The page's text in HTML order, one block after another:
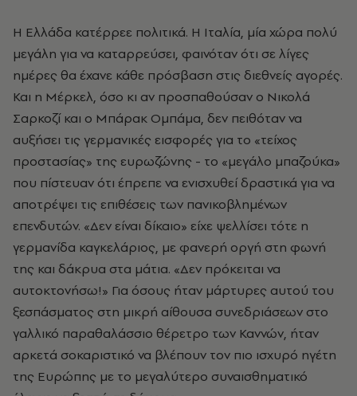
Η Ελλάδα κατέρρεε πολιτικά. Η Ιταλία, μία χώρα πολύ
μεγάλη για να καταρρεύσει, φαινόταν ότι σε λίγες
ημέρες θα έχανε κάθε πρόσβαση στις διεθνείς αγορές.
Και η Μέρκελ, όσο κι αν προσπαθούσαν ο Νικολά
Σαρκοζί και ο Μπάρακ Ομπάμα, δεν πειθόταν να
αυξήσει τις γερμανικές εισφορές για το «τείχος
προστασίας» της ευρωζώνης - το «μεγάλο μπαζούκα»
που πίστευαν ότι έπρεπε να ενισχυθεί δραστικά για να
αποτρέψει τις επιθέσεις των πανικοβλημένων
επενδυτών. «Δεν είναι δίκαιο» είχε ψελλίσει τότε η
γερμανίδα καγκελάριος, με φανερή οργή στη φωνή
της και δάκρυα στα μάτια. «Δεν πρόκειται να
αυτοκτονήσω!» Για όσους ήταν μάρτυρες αυτού του
ξεσπάσματος στη μικρή αίθουσα συνεδριάσεων στο
γαλλικό παραθαλάσσιο θέρετρο των Καννών, ήταν
αρκετά σοκαριστικό να βλέπουν τον πιο ισχυρό ηγέτη
της Ευρώπης με το μεγαλύτερο συναισθηματικό